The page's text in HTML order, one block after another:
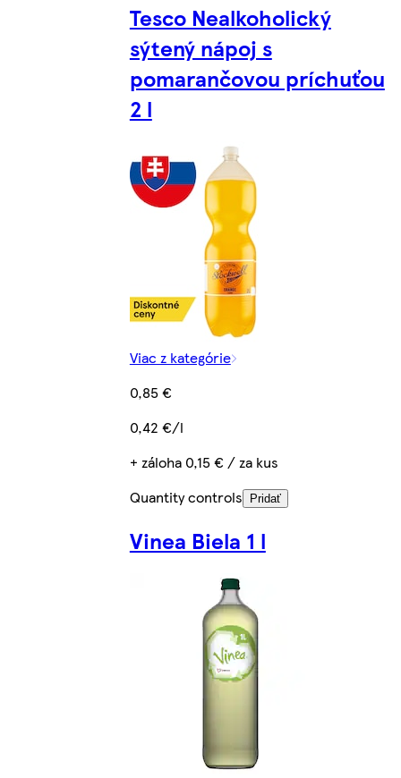
Tesco Nealkoholický
sýtený nápoj s
pomarančovou príchuťou
2 l
Viac z kategórie
0,85 €
0,42 €/l
+ záloha 0,15 € / za kus
Quantity controls
Pridať
Vinea Biela 1 l